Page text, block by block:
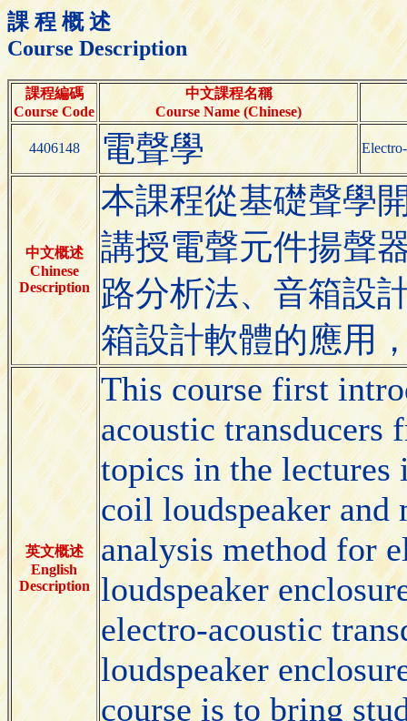
課 程 概 述
Course Description
課程編碼
Course Code
中文課程名稱
Course Name (Chinese)
4406148 電聲學
中文概述
Chinese
Description
本課程從基礎聲學
講授電聲元件揚聲
路分析法、音箱設
箱設計軟體的應用
英文概述
English
Description
This course first
acoustic transducers
topics in the
coil loudspeaker and
analysis method for
loudspeaker
electro-acoustic
loudspeaker
course is to bring